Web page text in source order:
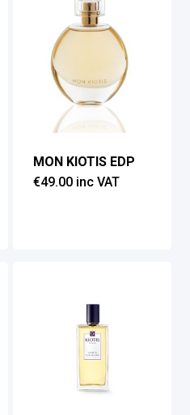
MON KIOTIS EDP
€49.00 inc VAT